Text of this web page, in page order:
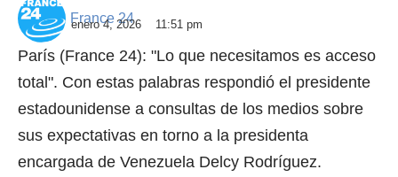
France 24
enero 4, 2026 11:51 pm
París (France 24): "Lo que necesitamos es acceso
total". Con estas palabras respondió el presidente
estadounidense a consultas de los medios sobre
sus expectativas en torno a la presidenta
encargada de Venezuela Delcy Rodríguez.